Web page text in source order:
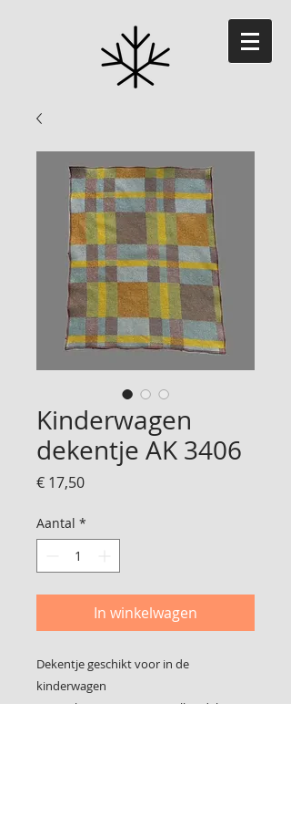
Kinderwagen
dekentje AK 3406
€ 17,50Prijs
Aantal *
In winkelwagen
Dekentje geschikt voor in de
kinderwagen
Gemaakt van een retro wollen deken